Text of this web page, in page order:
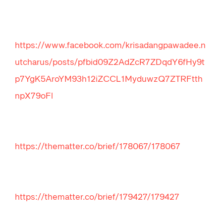
https://www.facebook.com/krisadangpawadee.n
utcharus/posts/pfbid09Z2AdZcR7ZDqdY6fHy9t
p7YgK5AroYM93h12iZCCL1MyduwzQ7ZTRFtth
npX79oFl
https://thematter.co/brief/178067/178067
https://thematter.co/brief/179427/179427